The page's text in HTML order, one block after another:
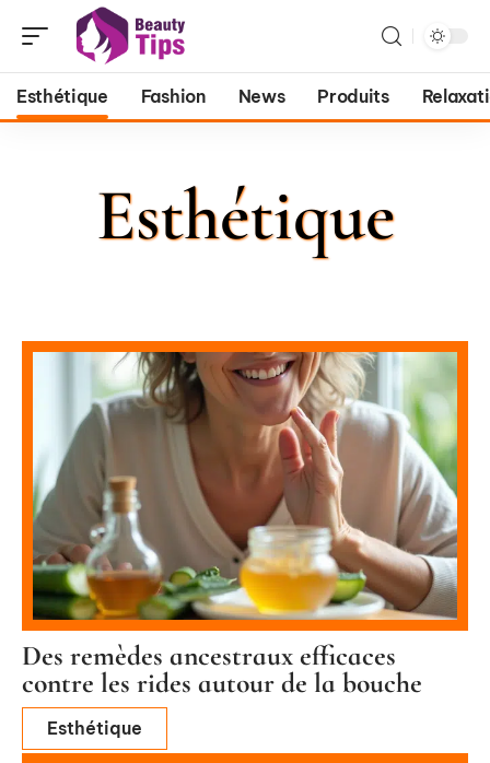
Esthétique Fashion News Produits
Esthétique
Des remèdes ancestraux efficaces
contre les rides autour de la bouche
Esthétique